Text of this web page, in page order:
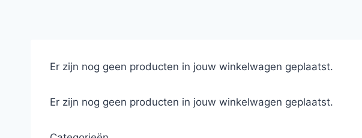
Er zijn nog geen producten in jouw winkelwagen geplaatst.
Er zijn nog geen producten in jouw winkelwagen geplaatst.